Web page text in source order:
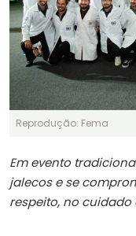
Reprodução: Fema
Em evento
jalecos e se
respeito, no